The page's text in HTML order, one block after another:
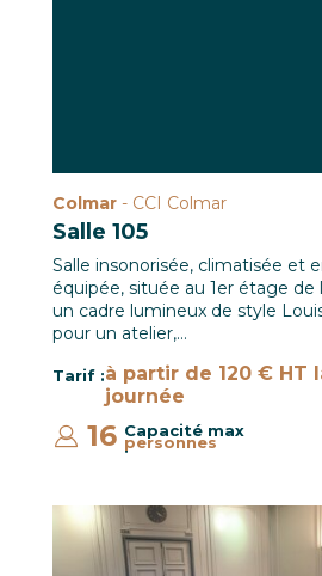
Colmar - CCI Colmar
Salle 105
Salle insonorisée, climatisée et
équipée, située au 1er étage de
un cadre lumineux de style
pour un atelier,…
Tarif :à partir de 120 € HT
journée
Capacité max
:
16 personnes
Salle 102 CCI Colmar